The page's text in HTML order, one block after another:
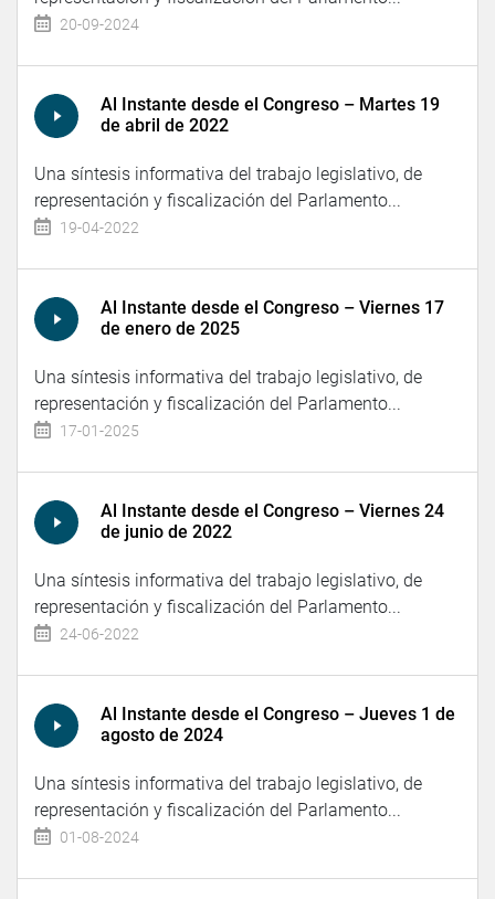
20-09-2024
Al Instante desde el Congreso – Martes 19
de abril de 2022
Una síntesis informativa del trabajo legislativo, de
representación y fiscalización del Parlamento...
19-04-2022
Al Instante desde el Congreso – Viernes 17
de enero de 2025
Una síntesis informativa del trabajo legislativo, de
representación y fiscalización del Parlamento...
17-01-2025
Al Instante desde el Congreso – Viernes 24
de junio de 2022
Una síntesis informativa del trabajo legislativo, de
representación y fiscalización del Parlamento...
24-06-2022
Al Instante desde el Congreso – Jueves 1 de
agosto de 2024
Una síntesis informativa del trabajo legislativo, de
representación y fiscalización del Parlamento...
01-08-2024